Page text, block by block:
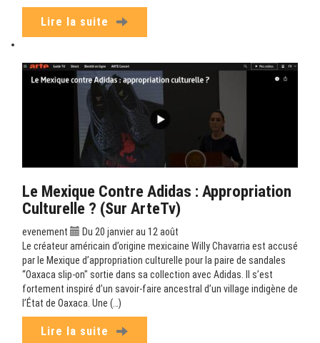
Lire la suite
Le Mexique Contre Adidas : Appropriation
Culturelle ? (sur ArteTv)
evenement
Du 20 janvier au 12 août
Le créateur américain d’origine mexicaine Willy Chavarria est accusé
par le Mexique d’appropriation culturelle pour la paire de sandales
“Oaxaca slip-on" sortie dans sa collection avec Adidas. Il s’est
fortement inspiré d’un savoir-faire ancestral d’un village indigène de
l’État de Oaxaca. Une (…)
Lire la suite